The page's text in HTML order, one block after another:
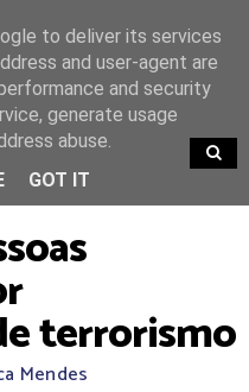
terrorismo
Mendes
to deliver its services
and user-agent are
and security
generate usage
abuse.
GOT IT